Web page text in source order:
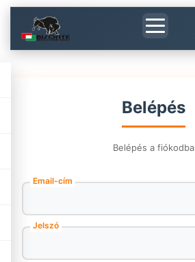
Belépés
Belépés a fiókodba
Email-cím
Jelszó